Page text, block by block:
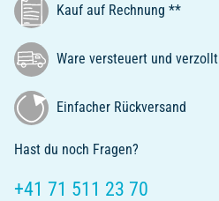
Kauf auf Rechnung **
Ware versteuert und verzollt
Einfacher Rückversand
Hast du noch Fragen?
+41 71 511 23 70